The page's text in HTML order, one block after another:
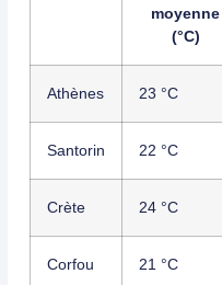
moyenne
(°C)
Athènes 23 °C
Santorin 22 °C
Crète 24 °C
Corfou 21 °C